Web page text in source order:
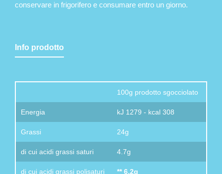
conservare in frigorifero e consumare entro un giorno.
Info prodotto
100g prodotto sgocciolato
Energia kJ 1279 - kcal 308
Grassi 24g
di cui acidi grassi saturi 4.7g
di cui acidi grassi polisaturi ** 6.2g